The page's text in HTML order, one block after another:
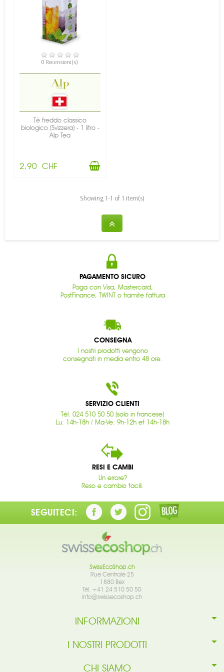
DISPONIBILE
0 Recensioni(s)
Tè freddo classico
biologico (Svizzera) - 1 litro -
Alp Tea
2,90 CHF
Showing 1-1 of 1 item(s)
PAGAMENTO SICURO
Paga con Visa, Mastercard,
PostFinance, TWINT o tramite fattura
CONSEGNA
I nostri prodotti vengono
consegnati in media entro 48 ore.
SERVIZIO CLIENTI
Tél. 024 510 50 50 (solo in francese)
Lu: 14h-18h / Ma-Ve: 9h-12h et 14h-18h
RESI E CAMBI
Un errore?
Reso e cambio facili.
SEGUITECI:
SwissEcoShop.ch
Rue Centrale 25
1880 Bex
Tél. +41 24 510 50 50
info@swissecoshop.ch
INFORMAZIONI
I NOSTRI PRODOTTI
CHI SIAMO